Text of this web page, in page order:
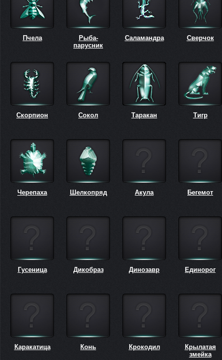
Пчела
Рыба-
парусник
Саламандра Сверчок
Скорпион Сокол Таракан Тигр
Черепаха Шелкопряд Акула Бегемот
Гусеница Дикобраз Динозавр Единорог
Каракатица Конь Крокодил
Крылатая
змейка